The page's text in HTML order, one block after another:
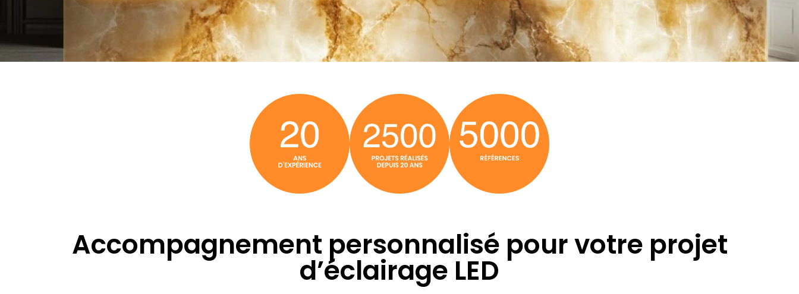
Accompagnement personnalisé pour votre projet
d’éclairage LED